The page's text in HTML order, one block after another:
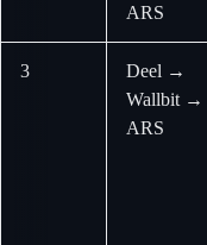
ARS
3
Deel →
Wallbit →
ARS